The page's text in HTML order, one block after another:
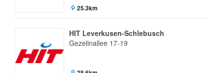
25.3km
HIT Leverkusen-Schlebusch
Gezelinallee 17-19